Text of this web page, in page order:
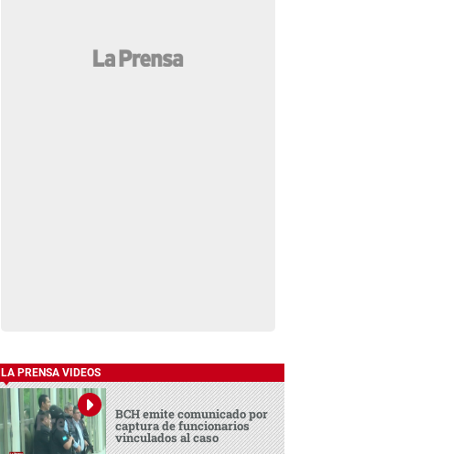
LA PRENSA VIDEOS
BCH emite comunicado por
captura de funcionarios
vinculados al caso